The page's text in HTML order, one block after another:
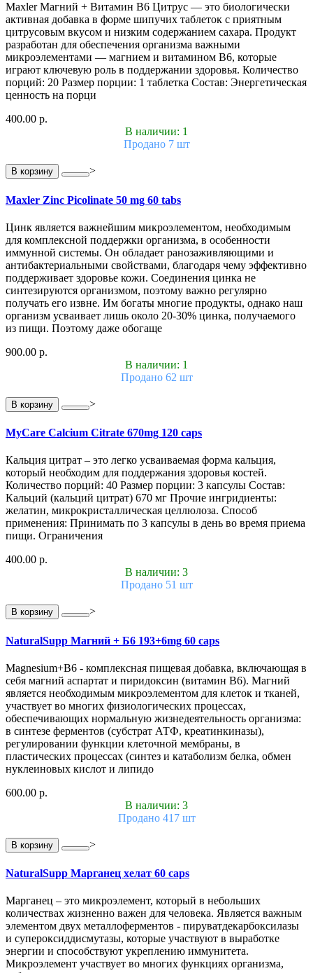
Maxler Магний + Витамин B6 Цитрус — это биологически
активная добавка в форме шипучих таблеток с приятным
цитрусовым вкусом и низким содержанием сахара. Продукт
разработан для обеспечения организма важными
микроэлементами — магнием и витамином B6, которые
играют ключевую роль в поддержании здоровья. Количество
порций: 20 Размер порции: 1 таблетка Состав: Энергетическая
ценность на порци
400.00 р.
В наличии: 1
Продано 7 шт
В корзину >
Maxler Zinc Picolinate 50 mg 60 tabs
Цинк является важнейшим микроэлементом, необходимым
для комплексной поддержки организма, в особенности
иммунной системы. Он обладает ранозаживляющими и
антибактериальными свойствами, благодаря чему эффективно
поддерживает здоровье кожи. Соединения цинка не
синтезируются организмом, поэтому важно регулярно
получать его извне. Им богаты многие продукты, однако наш
организм усваивает лишь около 20-30% цинка, получаемого
из пищи. Поэтому даже обогаще
900.00 р.
В наличии: 1
Продано 62 шт
В корзину >
MyCare Calcium Citrate 670mg 120 caps
Кальция цитрат – это легко усваиваемая форма кальция,
который необходим для поддержания здоровья костей.
Количество порций: 40 Размер порции: 3 капсулы Состав:
Кальций (кальций цитрат) 670 мг Прочие ингридиенты:
желатин, микрокристаллическая целлюлоза. Способ
применения: Принимать по 3 капсулы в день во время приема
пищи. Ограничения
400.00 р.
В наличии: 3
Продано 51 шт
В корзину >
NaturalSupp Магний + Б6 193+6mg 60 caps
Magnesium+B6 - комплексная пищевая добавка, включающая в
себя магний аспартат и пиридоксин (витамин В6). Магний
является необходимым микроэлементом для клеток и тканей,
участвует во многих физиологических процессах,
обеспечивающих нормальную жизнедеятельность организма:
в синтезе ферментов (субстрат АТФ, креатинкиназы),
регулировании функции клеточной мембраны, в
пластических процессах (синтез и катаболизм белка, обмен
нуклеиновых кислот и липидо
600.00 р.
В наличии: 3
Продано 417 шт
В корзину >
NaturalSupp Марганец хелат 60 caps
Марганец – это микроэлемент, который в небольших
количествах жизненно важен для человека. Является важным
элементом двух металлоферментов - пируватдекарбоксилазы
и супероксиддисмутазы, которые участвуют в выработке
энергии и способствуют укреплению иммунитета.
Микроэлемент участвует во многих функциях организма,